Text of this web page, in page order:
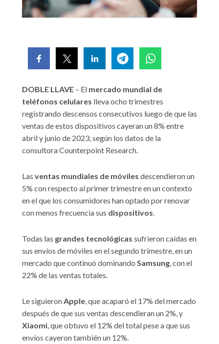
DOBLE LLAVE – El mercado mundial de
teléfonos celulares lleva ocho trimestres
registrando descensos consecutivos luego de que las
ventas de estos dispositivos cayeran un 8% entre
abril y junio de 2023, según los datos de la
consultora Counterpoint Research.
Las ventas mundiales de móviles descendieron un
5% con respecto al primer trimestre en un contexto
en el que los consumidores han optado por renovar
con menos frecuencia sus dispositivos.
Todas las grandes tecnológicas sufrieron caídas en
sus envíos de móviles en el segundo trimestre, en un
mercado que continuó dominando Samsung, con el
22% de las ventas totales.
Le siguieronApple, que acaparó el 17% del mercado
después de que sus ventas descendieran un 2%, y
Xiaomi, que obtuvo el 12% del total pese a que sus
envíos cayeron también un 12%.